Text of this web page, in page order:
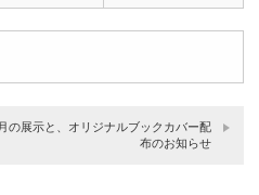
の展示と、オリジナルブックカバー配
布のお知らせ